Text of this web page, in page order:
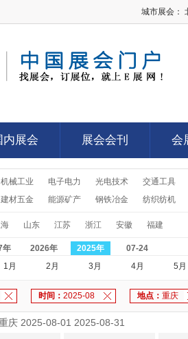
城市展会：
内展会
内展会
展会会刊
展会会刊
会
会
机械工业 电子电力 光电技术
交通工具
建材五金 能源矿产 钢铁冶金 纺织纺机
山东 江苏 浙江 安徽 福建
年 2026年 2025年
07-24
1月 2月 3月 4月 5月
时间： 2025-08 地点： 重庆
庆 2025-08-01 2025-08-31